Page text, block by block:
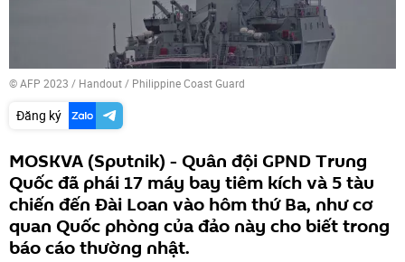
© AFP 2023 / Handout / Philippine Coast Guard
Đăng ký
MOSKVA (Sputnik) - Quân đội GPND Trung
Quốc đã phái 17 máy bay tiêm kích và 5 tàu
chiến đến Đài Loan vào hôm thứ Ba, như cơ
quan Quốc phòng của đảo này cho biết trong
báo cáo thường nhật.